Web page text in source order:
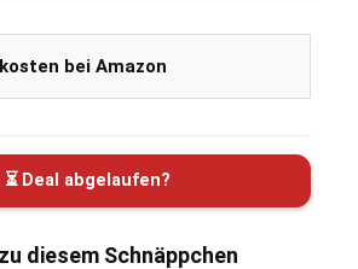
bei Amazon
⏳ Deal abgelaufen?
diesem Schnäppchen